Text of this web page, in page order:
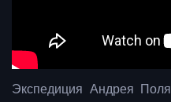
Экспедиция Андрея